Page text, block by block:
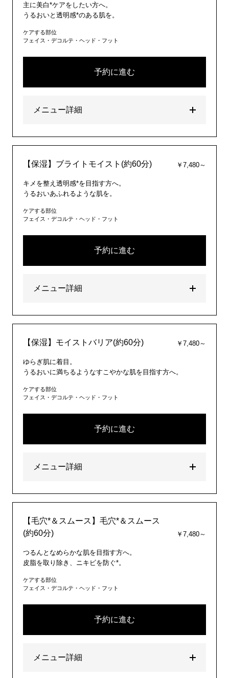
主に美白*ケアをしたい方へ。
うるおいと透明感*のある肌を。
ケアする部位
フェイス・デコルテ・ヘッド・フット
予約に進む
メニュー詳細
【保湿】ブライトモイスト(約60分) ￥7,480～
キメを整え透明感*を目指す方へ。
うるおいあふれるような肌を。
ケアする部位
フェイス・デコルテ・ヘッド・フット
予約に進む
メニュー詳細
【保湿】モイストバリア(約60分) ￥7,480～
ゆらぎ肌に着目。
うるおいに満ちるようなすこやかな肌を目指す方へ。
ケアする部位
フェイス・デコルテ・ヘッド・フット
予約に進む
メニュー詳細
【毛穴*＆スムース】毛穴*＆スムース
(約60分)
￥7,480～
つるんとなめらかな肌を目指す方へ。
皮脂を取り除き、ニキビを防ぐ*。
ケアする部位
フェイス・デコルテ・ヘッド・フット
予約に進む
メニュー詳細